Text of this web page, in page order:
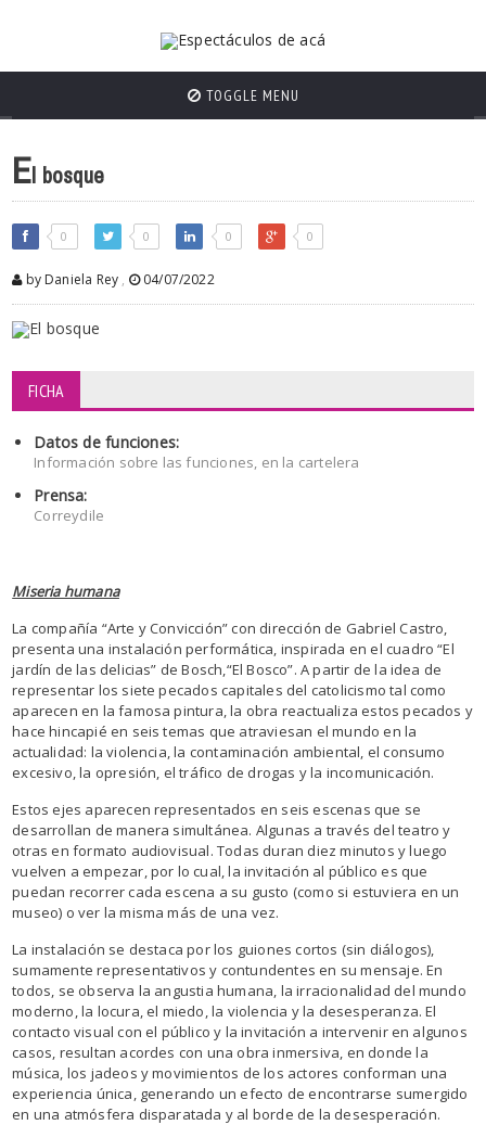
TOGGLE MENU
El bosque
0 0 0 0
by Daniela Rey , 04/07/2022
FICHA
Datos de funciones:
Información sobre las funciones, en la cartelera
Prensa:
Correydile
Miseria humana
La compañía “Arte y Convicción” con dirección de Gabriel Castro,
presenta una instalación performática, inspirada en el cuadro “El
jardín de las delicias” de Bosch,“El Bosco”. A partir de la idea de
representar los siete pecados capitales del catolicismo tal como
aparecen en la famosa pintura, la obra reactualiza estos pecados y
hace hincapié en seis temas que atraviesan el mundo en la
actualidad: la violencia, la contaminación ambiental, el consumo
excesivo, la opresión, el tráfico de drogas y la incomunicación.
Estos ejes aparecen representados en seis escenas que se
desarrollan de manera simultánea. Algunas a través del teatro y
otras en formato audiovisual. Todas duran diez minutos y luego
vuelven a empezar, por lo cual, la invitación al público es que
puedan recorrer cada escena a su gusto (como si estuviera en un
museo) o ver la misma más de una vez.
La instalación se destaca por los guiones cortos (sin diálogos),
sumamente representativos y contundentes en su mensaje. En
todos, se observa la angustia humana, la irracionalidad del mundo
moderno, la locura, el miedo, la violencia y la desesperanza. El
contacto visual con el público y la invitación a intervenir en algunos
casos, resultan acordes con una obra inmersiva, en donde la
música, los jadeos y movimientos de los actores conforman una
experiencia única, generando un efecto de encontrarse sumergido
en una atmósfera disparatada y al borde de la desesperación.